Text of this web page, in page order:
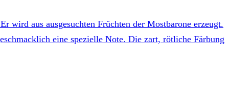
wird aus ausgesuchten Früchten der Mostbarone erzeugt.
eine spezielle Note. Die zart, rötliche Färbung